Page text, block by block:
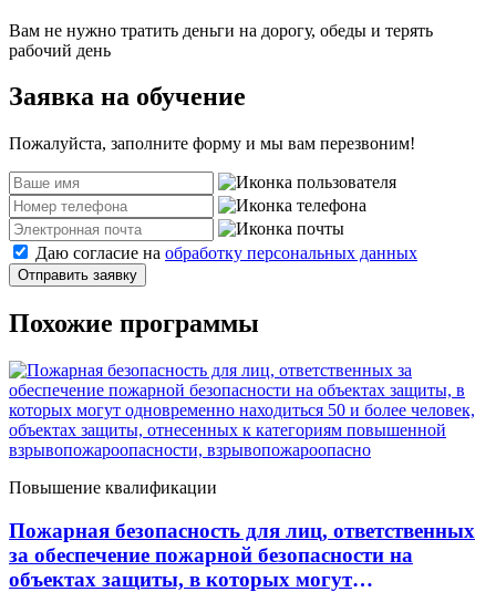
Вам не нужно тратить деньги на дорогу, обеды и терять
рабочий день
Заявка на обучение
Пожалуйста, заполните форму и мы вам перезвоним!
Даю согласие на обработку персональных данных
Отправить заявку
Похожие программы
Повышение квалификации
Пожарная безопасность для лиц, ответственных
за обеспечение пожарной безопасности на
объектах защиты, в которых могут